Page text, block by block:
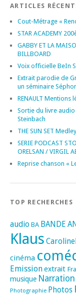
ARTICLES
Cout-Métrage «
STAR ACADEMY
GABBY ET LA
BILLBOARD
Voix officielle BeIn
Extrait parodie de
un séminaire
RENAULT Mentions
Sortie du livre
Steinbach
THE SUN SET
SERIE PODCAST
ORELSAN / VIRGIL
Reprise chanson «
TOP RECHERCHES
audio BA BANDE
Klaus
cinéma
Emissionextrait
musique Narration
Photographie Photos